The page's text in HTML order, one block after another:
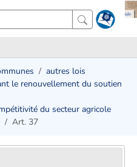
autres lois
le renouvellement du soutien
du secteur agricole
Art. 37